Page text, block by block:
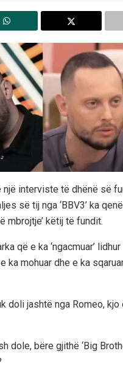
një interviste të dhënë së
së tij nga ‘BBV3’ ka
mbrojtje’ këtij të fundit.
që e ka ‘ngacmuar’
ka mohuar dhe e ka
doli jashtë nga Romeo,
dole, bëre gjithë ‘Big